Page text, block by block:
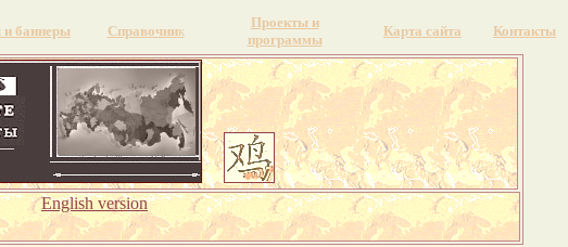
и баннеры Справочник
Проекты и
программы
Карта сайта Контакты
English version